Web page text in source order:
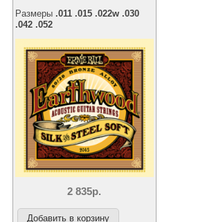
Размеры .011 .015 .022w .030
.042 .052
2 835р.